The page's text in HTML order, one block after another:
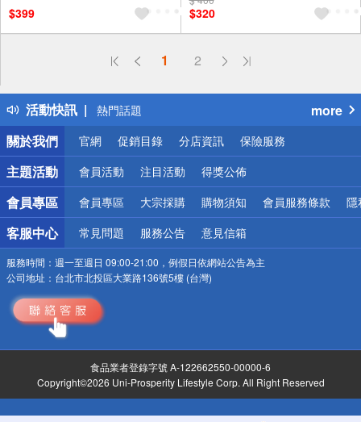
$399
$320
1 2
活動快訊
偏遠地區配送
得獎公告
熱門話題
銀行優惠
偏遠地區配送
詐騙網頁！請小心！
more
關於我們
官網 促銷目錄 分店資訊 保險服務
主題活動 會員活動 注目活動 得獎公佈
會員專區 會員專區 大宗採購 購物須知 會員服務條款 隱
客服中心 常見問題 服務公告 意見信箱
服務時間： 週一至週日 09:00-21:00，例假日依網站公告為主
公司地址： 台北市北投區大業路136號5樓 (台灣)
食品業者登錄字號 A-122662550-00000-6
Copyright©2026 Uni-Prosperity Lifestyle Corp. All Right Reserved